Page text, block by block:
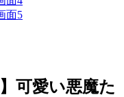
可愛い悪魔た